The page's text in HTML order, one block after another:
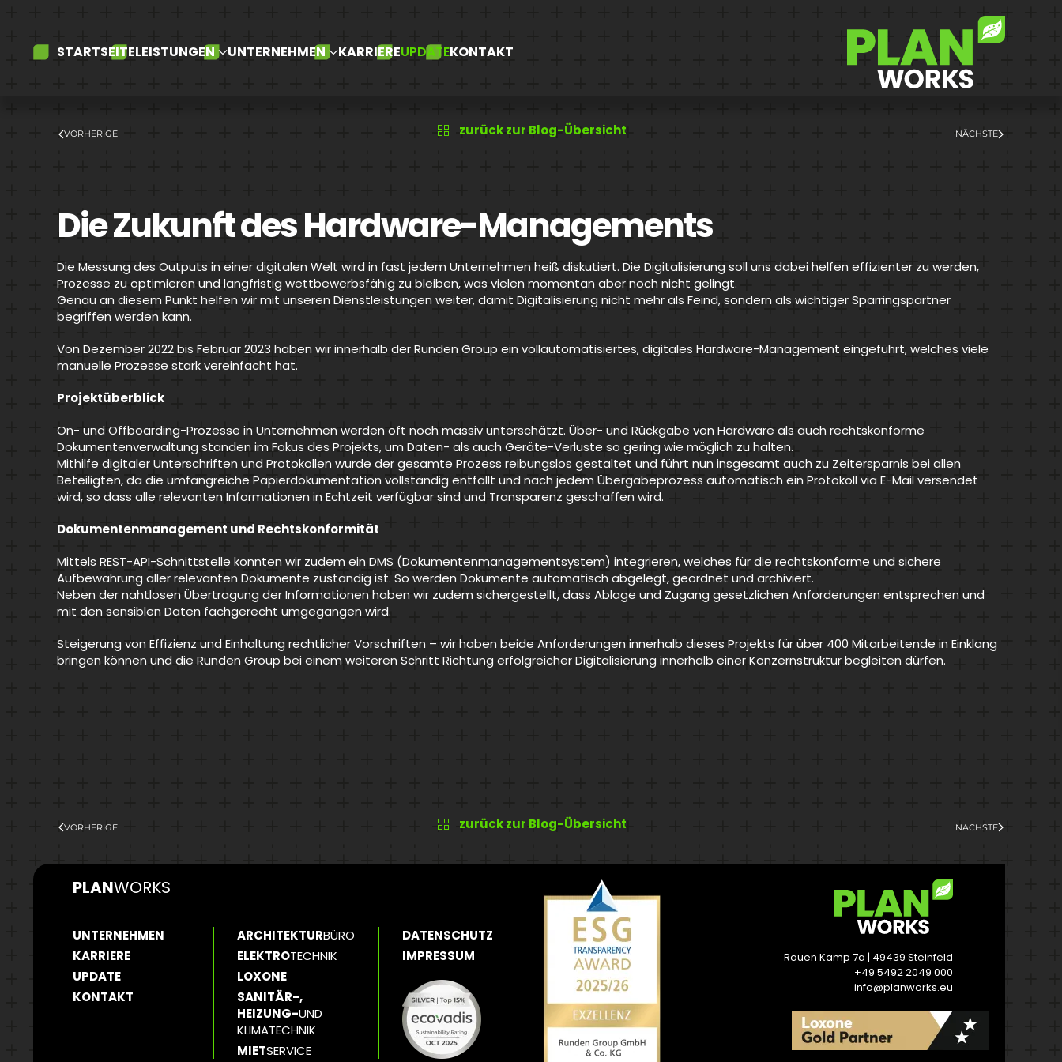
Skip to main content
STARTSEITELEISTUNGEN UNTERNEHMEN KARRIEREUPDATEKONTAKT
VORHERIGE NÄCHSTE
zurück zur Blog-Übersicht
Die Zukunft des Hardware-Managements
Die Messung des Outputs in einer digitalen Welt wird in fast jedem Unternehmen heiß diskutiert. Die Digitalisierung soll uns dabei helfen effizienter zu werden,
Prozesse zu optimieren und langfristig wettbewerbsfähig zu bleiben, was vielen momentan aber noch nicht gelingt.
Genau an diesem Punkt helfen wir mit unseren Dienstleistungen weiter, damit Digitalisierung nicht mehr als Feind, sondern als wichtiger Sparringspartner
begriffen werden kann.
Von Dezember 2022 bis Februar 2023 haben wir innerhalb der Runden Group ein vollautomatisiertes, digitales Hardware-Management eingeführt, welches viele
manuelle Prozesse stark vereinfacht hat.
Projektüberblick
On- und Offboarding-Prozesse in Unternehmen werden oft noch massiv unterschätzt. Über- und Rückgabe von Hardware als auch rechtskonforme
Dokumentenverwaltung standen im Fokus des Projekts, um Daten- als auch Geräte-Verluste so gering wie möglich zu halten.
Mithilfe digitaler Unterschriften und Protokollen wurde der gesamte Prozess reibungslos gestaltet und führt nun insgesamt auch zu Zeitersparnis bei allen
Beteiligten, da die umfangreiche Papierdokumentation vollständig entfällt und nach jedem Übergabeprozess automatisch ein Protokoll via E-Mail versendet
wird, so dass alle relevanten Informationen in Echtzeit verfügbar sind und Transparenz geschaffen wird.
Dokumentenmanagement und Rechtskonformität
Mittels REST-API-Schnittstelle konnten wir zudem ein DMS (Dokumentenmanagementsystem) integrieren, welches für die rechtskonforme und sichere
Aufbewahrung aller relevanten Dokumente zuständig ist. So werden Dokumente automatisch abgelegt, geordnet und archiviert.
Neben der nahtlosen Übertragung der Informationen haben wir zudem sichergestellt, dass Ablage und Zugang gesetzlichen Anforderungen entsprechen und
mit den sensiblen Daten fachgerecht umgegangen wird.
Steigerung von Effizienz und Einhaltung rechtlicher Vorschriften – wir haben beide Anforderungen innerhalb dieses Projekts für über 400 Mitarbeitende in Einklang
bringen können und die Runden Group bei einem weiteren Schritt Richtung erfolgreicher Digitalisierung innerhalb einer Konzernstruktur begleiten dürfen.
VORHERIGE NÄCHSTE
zurück zur Blog-Übersicht
PLANWORKS
UNTERNEHMEN
KARRIERE
UPDATE
KONTAKT
ARCHITEKTURBÜRO
ELEKTROTECHNIK
LOXONE
SANITÄR-,
HEIZUNG-UND
KLIMATECHNIK
MIETSERVICE
DATENSCHUTZ
IMPRESSUM
Rouen Kamp 7a | 49439 Steinfeld
+49 5492 2049 000
info@planworks.eu